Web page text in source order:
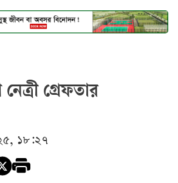
গ্রেফতার
১৮:২৭